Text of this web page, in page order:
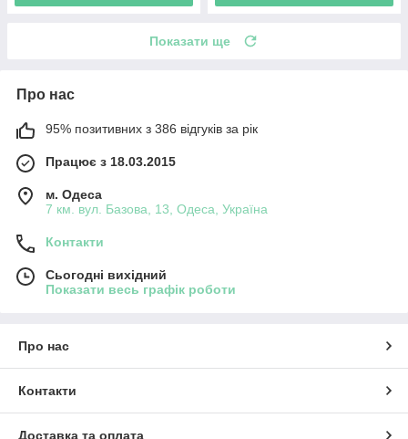
Показати ще
Про нас
95% позитивних з 386 відгуків за рік
Працює з 18.03.2015
м. Одеса
7 км. вул. Базова, 13, Одеса, Україна
Контакти
Сьогодні вихідний
Показати весь графік роботи
Про нас
Контакти
Доставка та оплата